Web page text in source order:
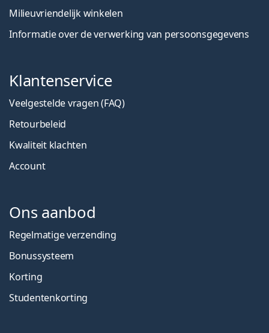
Milieuvriendelijk winkelen
Informatie over de verwerking van persoonsgegevens
Klantenservice
Veelgestelde vragen (FAQ)
Retourbeleid
Kwaliteit klachten
Account
Ons aanbod
Regelmatige verzending
Bonussysteem
Korting
Studentenkorting